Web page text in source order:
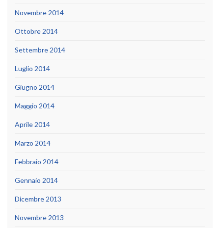
Novembre 2014
Ottobre 2014
Settembre 2014
Luglio 2014
Giugno 2014
Maggio 2014
Aprile 2014
Marzo 2014
Febbraio 2014
Gennaio 2014
Dicembre 2013
Novembre 2013